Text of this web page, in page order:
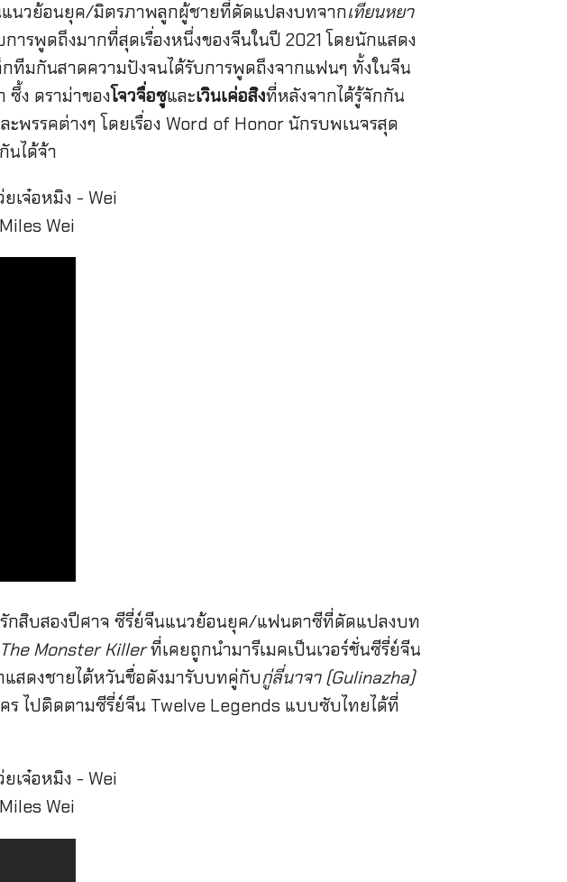
นวย้อนยุค/มิตรภาพลูกผู้ชายที่ดัดแปลงบทจากเทียนหยา
การพูดถึงมากที่สุดเรื่องหนึ่งของจีนในปี 2021 โดยนักแสดง
ทีมกันสาดความปังจนได้รับการพูดถึงจากแฟนๆ ทั้งในจีน
ซึ้ง ดราม่าของโจวจื่อซูและเวินเค่อสิงที่หลังจากได้รู้จักกัน
รรคต่างๆ โดยเรื่อง Word of Honor นักรบพเนจรสุด
นได้จ้า
กสิบสองปีศาจ ซีรี่ย์จีนแนวย้อนยุค/แฟนตาซีที่ดัดแปลงบท
Monster Killerที่เคยถูกนำมารีเมคเป็นเวอร์ชั่นซีรี่ย์จีน
สดงชายไต้หวันชื่อดังมารับบทคู่กับกู่ลี่นาจา (Gulinazha)
ร ไปติดตามซีรี่ย์จีน Twelve Legends แบบซับไทยได้ที่